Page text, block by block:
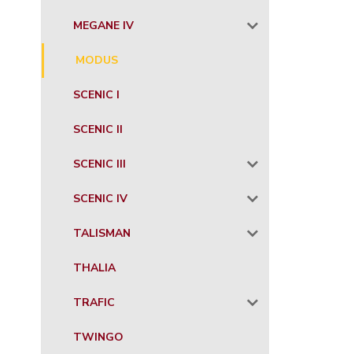
MEGANE IV
MODUS
SCENIC I
SCENIC II
SCENIC III
SCENIC IV
TALISMAN
THALIA
TRAFIC
TWINGO